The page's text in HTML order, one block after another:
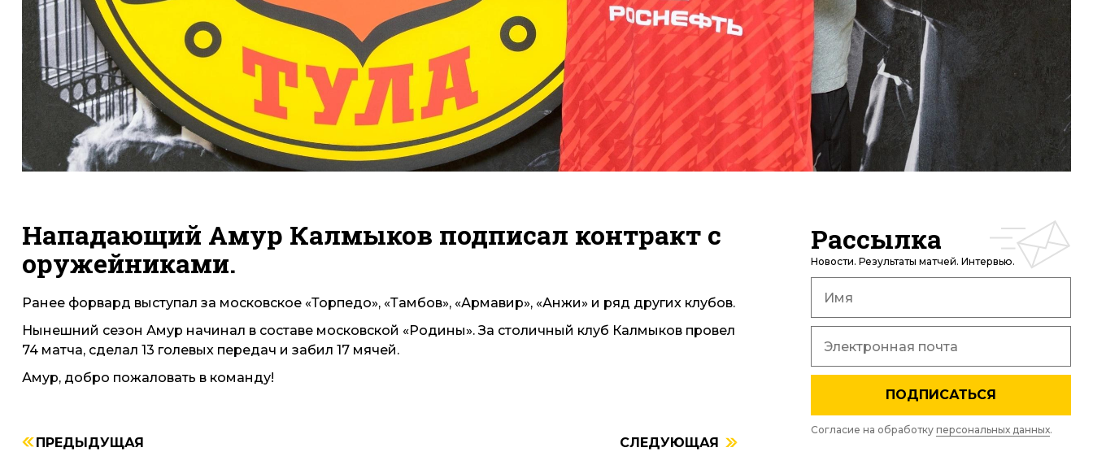
Нападающий Амур Калмыков подписал контракт с
оружейниками.
Ранее форвард выступал за московское «Торпедо», «Тамбов», «Армавир», «Анжи» и ряд других клубов.
Нынешний сезон Амур начинал в составе московской «Родины». За столичный клуб Калмыков провел
74 матча, сделал 13 голевых передач и забил 17 мячей.
Амур, добро пожаловать в команду!
ПРЕДЫДУЩАЯ СЛЕДУЮЩАЯ
Рассылка
Новости. Результаты матчей. Интервью.
ПОДПИСАТЬСЯ
Согласие на обработку персональных данных.